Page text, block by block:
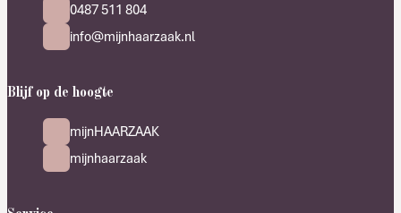
0487 511 804
info@mijnhaarzaak.nl
Blijf op de hoogte
mijnHAARZAAK
mijnhaarzaak